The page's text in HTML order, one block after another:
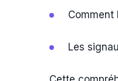
Comment
Les